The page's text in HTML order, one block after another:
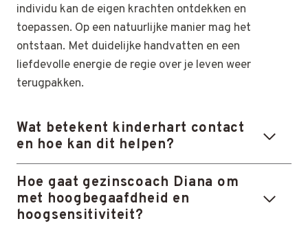
individu kan de eigen krachten ontdekken en
toepassen. Op een natuurlijke manier mag het
ontstaan. Met duidelijke handvatten en een
liefdevolle energie de regie over je leven weer
terugpakken.
Wat betekent kinderhart contact
en hoe kan dit helpen?
Hoe gaat gezinscoach Diana om
met hoogbegaafdheid en
hoogsensitiviteit?